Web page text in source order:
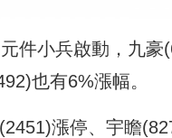
件小兵啟動，九豪
也有6%漲幅。
漲停、宇瞻